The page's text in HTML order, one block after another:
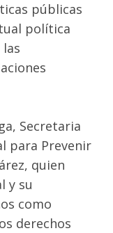
públicas
política
Secretaria
para Prevenir
quien
y su
como
derechos